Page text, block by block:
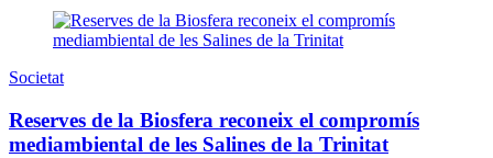
Societat
Reserves de la Biosfera reconeix el compromís
mediambiental de les Salines de la Trinitat